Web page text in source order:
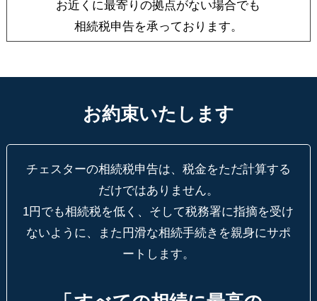
お近くに最寄りの拠点がない場合でも
相続税申告を承っております。
お約束いたします
チェスターの相続税申告は、税金をただ計算する
だけではありません。
1円でも相続税を低く、そして税務署に指摘を受け
ないように、
また円滑な相続手続きを親身にサポ
ートします。